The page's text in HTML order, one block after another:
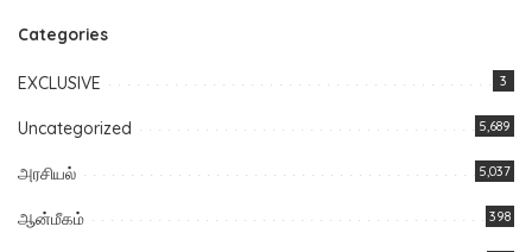
Categories
EXCLUSIVE 3
Uncategorized 5,689
அரசியல் 5,037
ஆன்மீகம் 398